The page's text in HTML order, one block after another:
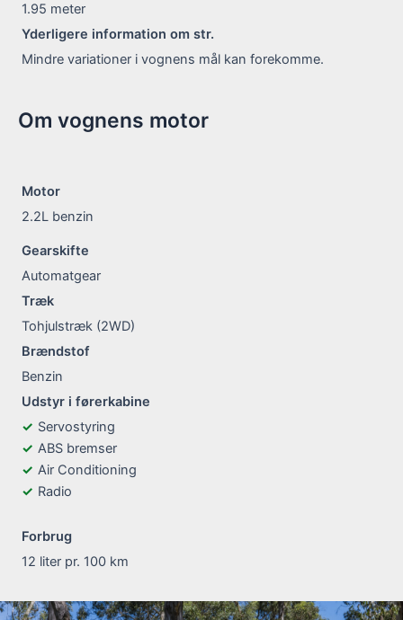
1.95 meter
Yderligere information om str.
Mindre variationer i vognens mål kan forekomme.
Om vognens motor
Motor
2.2L benzin
Gearskifte
Automatgear
Træk
Tohjulstræk (2WD)
Brændstof
Benzin
Udstyr i førerkabine
Servostyring
ABS bremser
Air Conditioning
Radio
Forbrug
12 liter pr. 100 km